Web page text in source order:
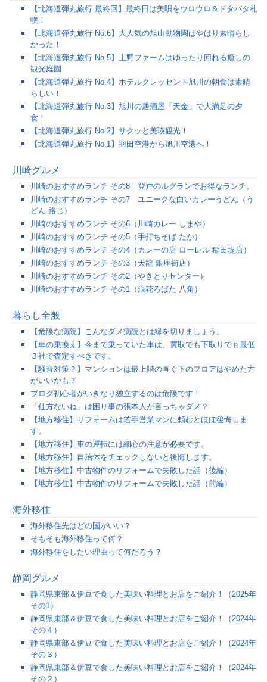
【北海道弾丸旅行 最終回】最終日は美唄をウロウロ＆ドタバタ札
幌！
【北海道弾丸旅行 No.6】大人気の旭山動物園はやはり素晴らし
かった！
【北海道弾丸旅行 No.5】上野ファームはゆったり回れる癒しの
観光庭園
【北海道弾丸旅行 No.4】ホテルクレッセント旭川の朝食は素晴
らしい！
【北海道弾丸旅行 No.3】旭川の居酒屋「天金」で大満足の夕
食！
【北海道弾丸旅行 No.2】サクッと美瑛観光！
【北海道弾丸旅行 No.1】羽田空港から旭川空港へ！
川崎グルメ
川崎のおすすめランチ その8 登戸のルグランでお得なランチ。
川崎のおすすめランチ その7 ユニークな白いカレーうどん（う
どん 路じ）
川崎のおすすめランチ その6（川崎カレー しまや）
川崎のおすすめランチ その5（手打ちそば たか）
川崎のおすすめランチ その4（カレーの店 ローレル 稲田堤店）
川崎のおすすめランチ その3（天龍 銀座街店）
川崎のおすすめランチ その2（やきとりセンター）
川崎のおすすめランチ その1（浪花ろばた 八角）
暮らし全般
【危険な病院】こんなダメ病院とは縁を切りましょう。
【車の乗換え】今まで乗っていた車は、買取でも下取りでも最低
３社で査定すべきです。
【騒音対策？】マンションは最上階の直ぐ下のフロアはやめた方
がいいかも？
ブログ初心者がいきなり独立するのは危険です！
「仕方ないね」は困り事の張本人が言っちゃダメ？
【地方移住】リフォームは若手営業マンに頼むとほぼ後悔しま
す。
【地方移住】車の運転には細心の注意が必要です。
【地方移住】自治体をチェックしないと後悔します。
【地方移住】中古物件のリフォームで失敗した話（後編）
【地方移住】中古物件のリフォームで失敗した話（前編）
海外移住
海外移住先はどの国がいい？
そもそも海外移住って何？
海外移住をしたい理由って何だろう？
静岡グルメ
静岡県東部＆伊豆で食した美味い料理とお店をご紹介！（2025年
その1）
静岡県東部＆伊豆で食した美味い料理とお店をご紹介！（2024年
その４）
静岡県東部＆伊豆で食した美味い料理とお店をご紹介！（2024年
その３）
静岡県東部＆伊豆で食した美味い料理とお店をご紹介！（2024年
その２）